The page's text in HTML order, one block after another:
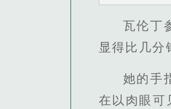
瓦伦丁
显得比几分
她的手
在以肉眼